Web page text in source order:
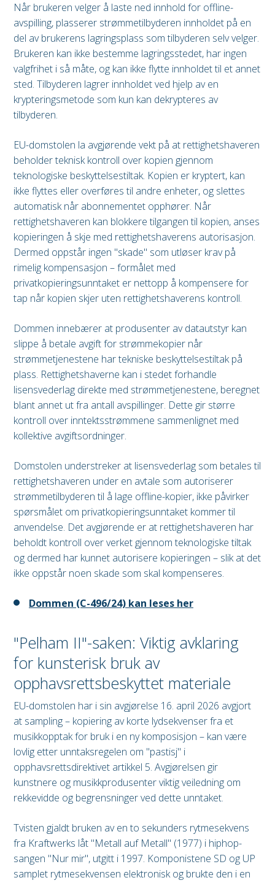
Når brukeren velger å laste ned innhold for offline-
avspilling, plasserer strømmetilbyderen innholdet på en
del av brukerens lagringsplass som tilbyderen selv velger.
Brukeren kan ikke bestemme lagringsstedet, har ingen
valgfrihet i så måte, og kan ikke flytte innholdet til et annet
sted. Tilbyderen lagrer innholdet ved hjelp av en
krypteringsmetode som kun kan dekrypteres av
tilbyderen.
EU-domstolen la avgjørende vekt på at rettighetshaveren
beholder teknisk kontroll over kopien gjennom
teknologiske beskyttelsestiltak. Kopien er kryptert, kan
ikke flyttes eller overføres til andre enheter, og slettes
automatisk når abonnementet opphører. Når
rettighetshaveren kan blokkere tilgangen til kopien, anses
kopieringen å skje med rettighetshaverens autorisasjon.
Dermed oppstår ingen "skade" som utløser krav på
rimelig kompensasjon – formålet med
privatkopieringsunntaket er nettopp å kompensere for
tap når kopien skjer uten rettighetshaverens kontroll.
Dommen innebærer at produsenter av datautstyr kan
slippe å betale avgift for strømmekopier når
strømmetjenestene har tekniske beskyttelsestiltak på
plass. Rettighetshaverne kan i stedet forhandle
lisensvederlag direkte med strømmetjenestene, beregnet
blant annet ut fra antall avspillinger. Dette gir større
kontroll over inntektsstrømmene sammenlignet med
kollektive avgiftsordninger.
Domstolen understreker at lisensvederlag som betales til
rettighetshaveren under en avtale som autoriserer
strømmetilbyderen til å lage offline-kopier, ikke påvirker
spørsmålet om privatkopieringsunntaket kommer til
anvendelse. Det avgjørende er at rettighetshaveren har
beholdt kontroll over verket gjennom teknologiske tiltak
og dermed har kunnet autorisere kopieringen – slik at det
ikke oppstår noen skade som skal kompenseres.
Dommen (C-496/24) kan leses her
"Pelham II"-saken: Viktig avklaring
for kunsterisk bruk av
opphavsrettsbeskyttet materiale
EU-domstolen har i sin avgjørelse 16. april 2026 avgjort
at sampling – kopiering av korte lydsekvenser fra et
musikkopptak for bruk i en ny komposisjon – kan være
lovlig etter unntaksregelen om "pastisj" i
opphavsrettsdirektivet artikkel 5. Avgjørelsen gir
kunstnere og musikkprodusenter viktig veiledning om
rekkevidde og begrensninger ved dette unntaket.
Tvisten gjaldt bruken av en to sekunders rytmesekvens
fra Kraftwerks låt "Metall auf Metall" (1977) i hiphop-
sangen "Nur mir", utgitt i 1997. Komponistene SD og UP
samplet rytmesekvensen elektronisk og brukte den i en